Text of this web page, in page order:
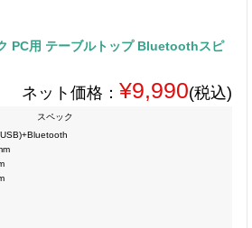
PC用 テーブルトップ Bluetoothスピ
ネット価格： ¥9,990(税込)
スペック